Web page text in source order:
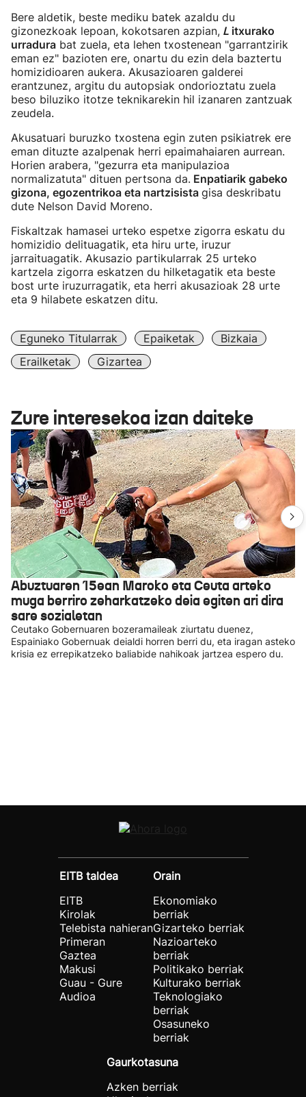
Bere aldetik, beste mediku batek azaldu du
gizonezkoak lepoan, kokotsaren azpian, L itxurako
urradura bat zuela, eta lehen txostenean "garrantzirik
eman ez" bazioten ere, onartu du ezin dela baztertu
homizidioaren aukera. Akusazioaren galderei
erantzunez, argitu du autopsiak ondorioztatu zuela
beso biluziko itotze teknikarekin hil izanaren zantzuak
zeudela.
Akusatuari buruzko txostena egin zuten psikiatrek ere
eman dituzte azalpenak herri epaimahaiaren aurrean.
Horien arabera, "gezurra eta manipulazioa
normalizatuta" dituen pertsona da. Enpatiarik gabeko
gizona, egozentrikoa eta nartzisista gisa deskribatu
dute Nelson David Moreno.
Fiskaltzak hamasei urteko espetxe zigorra eskatu du
homizidio delituagatik, eta hiru urte, iruzur
jarraituagatik. Akusazio partikularrak 25 urteko
kartzela zigorra eskatzen du hilketagatik eta beste
bost urte iruzurragatik, eta herri akusazioak 28 urte
eta 9 hilabete eskatzen ditu.
Eguneko Titularrak Epaiketak
Bizkaia
Erailketak
Gizartea
Zure interesekoa izan daiteke
Abuztuaren 15ean Maroko eta Ceuta arteko
muga berriro zeharkatzeko deia egiten ari dira
sare sozialetan
Ceutako Gobernuaren bozeramaileak ziurtatu duenez,
Espainiako Gobernuak deialdi horren berri du, eta iragan asteko
krisia ez errepikatzeko baliabide nahikoak jartzea espero du.
EITB taldea
EITB
Kirolak
Telebista nahieran
Primeran
Gaztea
Makusi
Guau - Gure
Audioa
Orain
Ekonomiako
berriak
Gizarteko berriak
Nazioarteko
berriak
Politikako berriak
Kulturako berriak
Teknologiako
berriak
Osasuneko
berriak
Gaurkotasuna
Azken berriak